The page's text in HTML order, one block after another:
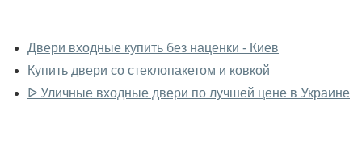
двери вживую?
Да, можно посмотреть уличные двери в нашем
фирменном салоне-магазине.
Двери входные купить без наценки - Киев
Купить двери со стеклопакетом и ковкой
ᐉ Уличные входные двери по лучшей цене в Украине